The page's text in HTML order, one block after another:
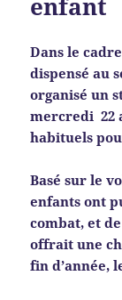
enfant
Dans le
dispensé au
organisé un
mercredi 22
habituels
Basé sur le
enfants ont
combat, et
offrait une
fin d’année,